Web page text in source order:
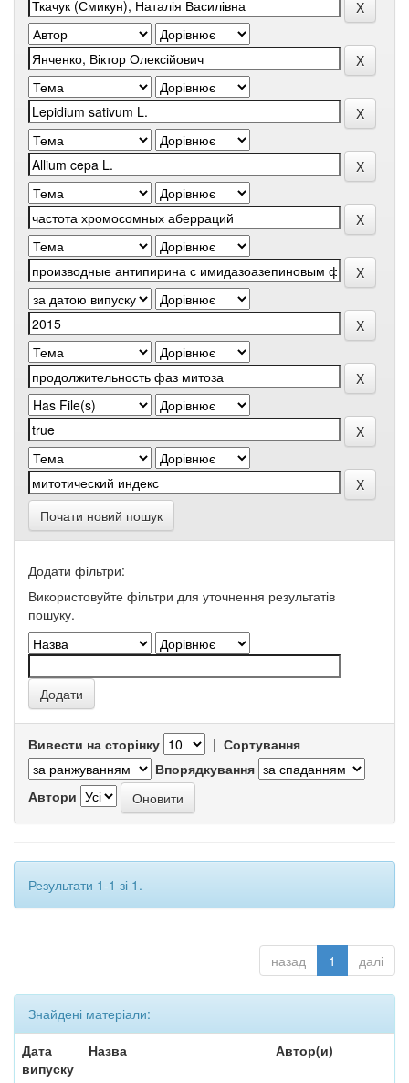
Почати новий пошук
Додати фільтри:
Використовуйте фільтри для уточнення результатів
пошуку.
Вивести на сторінку | Сортування
Впорядкування
Автори
Результати 1-1 зі 1.
назад 1 далі
Знайдені матеріали:
Дата
випуску
Назва Автор(и)